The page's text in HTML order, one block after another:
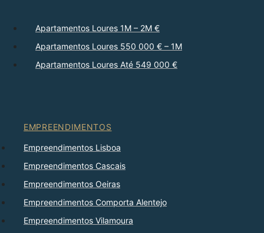
Apartamentos Loures 1M – 2M €
Apartamentos Loures 550 000 € – 1M
Apartamentos Loures Até 549 000 €
EMPREENDIMENTOS
Empreendimentos Lisboa
Empreendimentos Cascais
Empreendimentos Oeiras
Empreendimentos Comporta Alentejo
Empreendimentos Vilamoura